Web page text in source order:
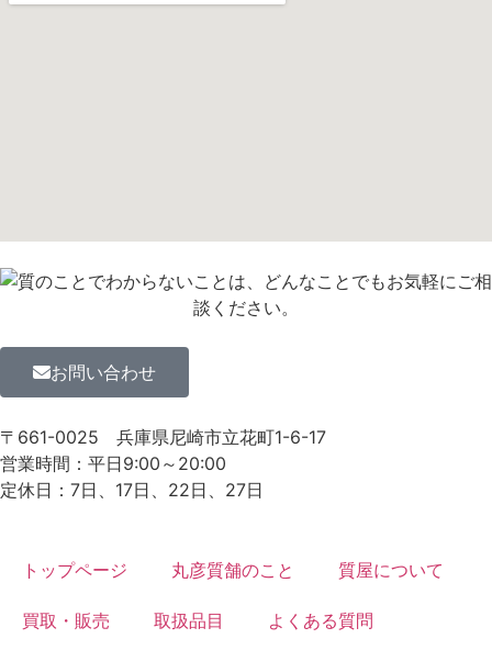
お問い合わせ
〒661-0025 兵庫県尼崎市立花町1-6-17
営業時間：平日9:00～20:00
定休日：7日、17日、22日、27日
トップページ 丸彦質舗のこと 質屋について
買取・販売 取扱品目 よくある質問